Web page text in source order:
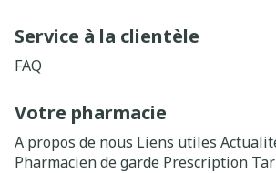
Service à la clientèle
FAQ
Votre pharmacie
A propos de nous Liens utiles
Pharmacien de garde Prescription